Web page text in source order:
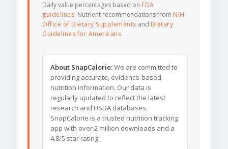
Daily value percentages based on FDA
guidelines. Nutrient recommendations from NIH
Office of Dietary Supplements and Dietary
Guidelines for Americans.
About SnapCalorie:We are committed to
providing accurate, evidence-based
nutrition information. Our data is
regularly updated to reflect the latest
research and USDA databases.
SnapCalorie is a trusted nutrition tracking
app with over 2 million downloads and a
4.8/5 star rating.